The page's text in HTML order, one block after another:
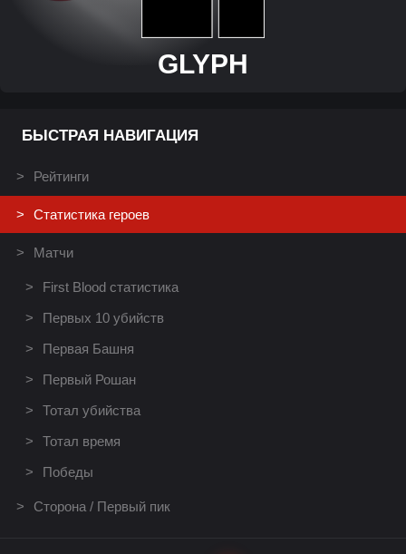
GLYPH
БЫСТРАЯ НАВИГАЦИЯ
Рейтинги
Статистика героев
Матчи
First Blood статистика
Первых 10 убийств
Первая Башня
Первый Рошан
Тотал убийства
Тотал время
Победы
Сторона / Первый пик